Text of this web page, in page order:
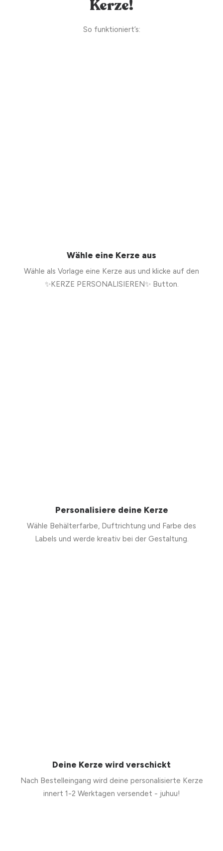
Kerze!
So funktioniert’s:
Wähle eine Kerze aus
Wähle als Vorlage eine Kerze aus und klicke auf den
✨KERZE PERSONALISIEREN✨ Button.
Personalisiere deine Kerze
Wähle Behälterfarbe, Duftrichtung und Farbe des
Labels und werde kreativ bei der Gestaltung.
Deine Kerze wird verschickt
Nach Bestelleingang wird deine personalisierte Kerze
innert 1-2 Werktagen versendet - juhuu!